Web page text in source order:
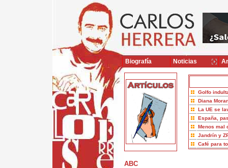
Golfo
Diana
La UE se
España,
Menos mal
Jandrín y
Café para
ABC
Biografía Noticias